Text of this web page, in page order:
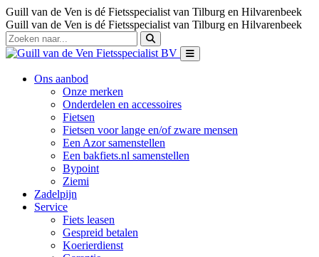
Guill van de Ven is dé Fietsspecialist van Tilburg en Hilvarenbeek
Guill van de Ven is dé Fietsspecialist van Tilburg en Hilvarenbeek
Ons aanbod
Onze merken
Onderdelen en accessoires
Fietsen
Fietsen voor lange en/of zware mensen
Een Azor samenstellen
Een bakfiets.nl samenstellen
Bypoint
Ziemi
Zadelpijn
Service
Fiets leasen
Gespreid betalen
Koerierdienst